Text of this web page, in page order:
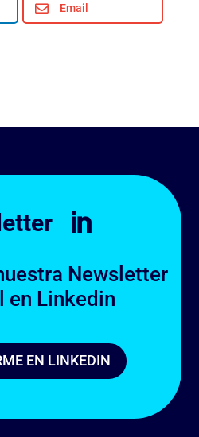
 Email

Newsletter
en Linkedin
EN LINKEDIN